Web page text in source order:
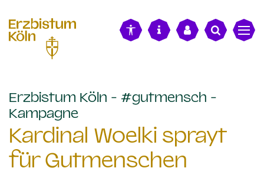
Erzbistum Köln - #gutmensch -
Kampagne:
Kardinal Woelki sprayt
für Gutmenschen